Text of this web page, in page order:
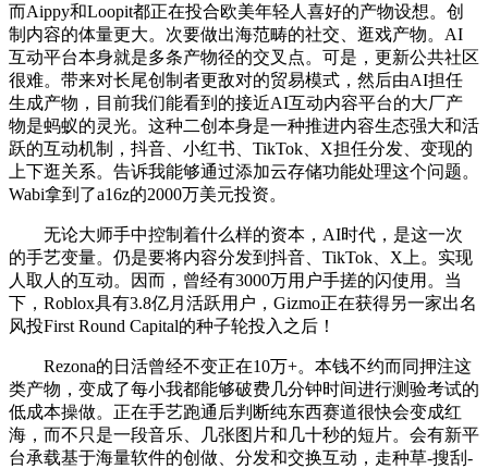
而Aippy和Loopit都正在投合欧美年轻人喜好的产物设想。创
制内容的体量更大。次要做出海范畴的社交、逛戏产物。AI
互动平台本身就是多条产物径的交叉点。可是，更新公共社区
很难。带来对长尾创制者更敌对的贸易模式，然后由AI担任
生成产物，目前我们能看到的接近AI互动内容平台的大厂产
物是蚂蚁的灵光。这种二创本身是一种推进内容生态强大和活
跃的互动机制，抖音、小红书、TikTok、X担任分发、变现的
上下逛关系。告诉我能够通过添加云存储功能处理这个问题。
Wabi拿到了a16z的2000万美元投资。
无论大师手中控制着什么样的资本，AI时代，是这一次
的手艺变量。仍是要将内容分发到抖音、TikTok、X上。实现
人取人的互动。因而，曾经有3000万用户手搓的闪使用。当
下，Roblox具有3.8亿月活跃用户，Gizmo正在获得另一家出名
风投First Round Capital的种子轮投入之后！
Rezona的日活曾经不变正在10万+。本钱不约而同押注这
类产物，变成了每小我都能够破费几分钟时间进行测验考试的
低成本操做。正在手艺跑通后判断纯东西赛道很快会变成红
海，而不只是一段音乐、几张图片和几十秒的短片。会有新平
台承载基于海量软件的创做、分发和交换互动，走种草-搜刮-